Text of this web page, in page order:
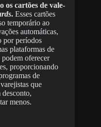
os cartões de vale-
. Esses cartões
temporário ao
automáticas,
por períodos
plataformas de
oferecer
proporcionando
de
que
menos.